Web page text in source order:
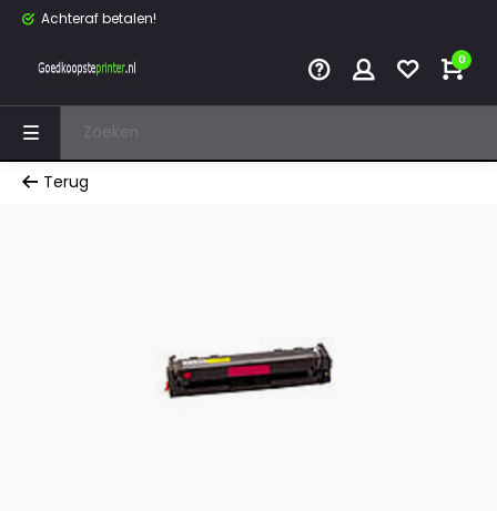
Achteraf betalen!
0
Terug